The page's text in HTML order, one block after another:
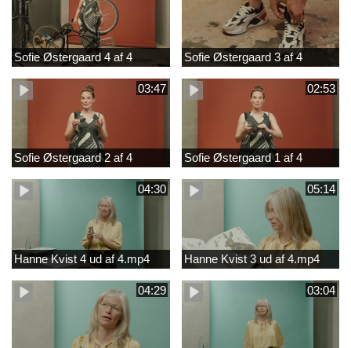
Sofie Østergaard 4 af 4 Sofie Østergaard 3 af 4
03:47
Sofie Østergaard 2 af 4
02:53
Sofie Østergaard 1 af 4
04:30
Hanne Kvist 4 ud af 4.mp4
05:14
Hanne Kvist 3 ud af 4.mp4
04:29 03:04